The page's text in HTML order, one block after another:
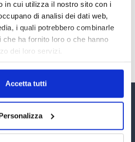
in cui utilizza il nostro sito con i
di analisi dei dati web,
i quali potrebbero combinarle
ha fornito loro o che hanno
dei loro servizi.
Accetta tutti
2026
MESE